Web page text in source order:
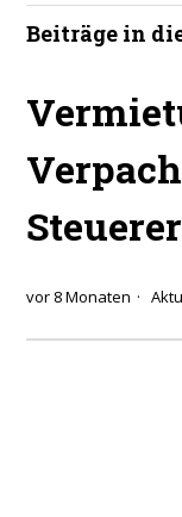
Beiträge in
vor 8 Monaten